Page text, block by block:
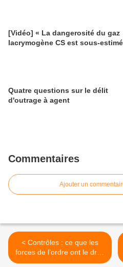
[Vidéo] « La dangerosité du gaz
lacrymogène CS est sous-
Quatre questions sur le délit
d'outrage à agent
Commentaires
Ajouter un
< Contrôles : ce que les
forces de l’ordre ont le droit
(ou pas) de faire